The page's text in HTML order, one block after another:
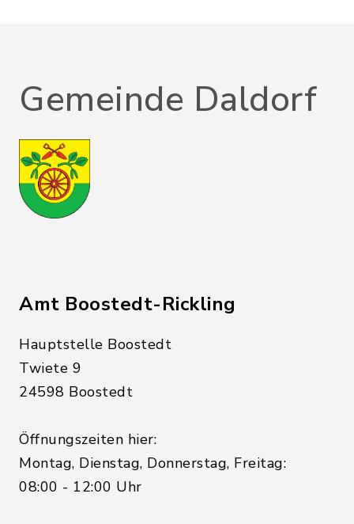
Gemeinde Daldorf
Amt Boostedt-Rickling
Hauptstelle Boostedt
Twiete 9
24598 Boostedt
Öffnungszeiten hier:
Montag, Dienstag, Donnerstag, Freitag:
08:00 - 12:00 Uhr